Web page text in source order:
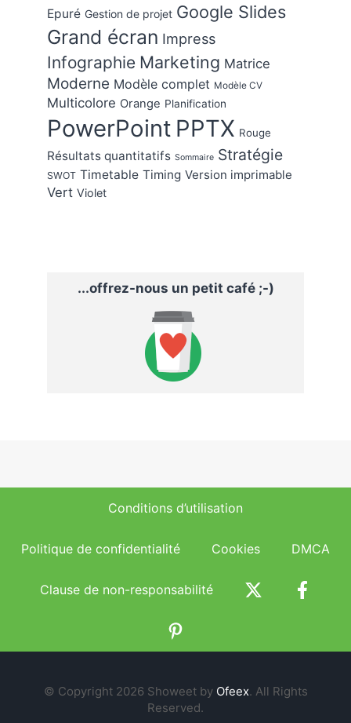
Epuré Gestion de projet Google Slides
Grand écran Impress
Infographie Marketing Matrice
Moderne Modèle complet Modèle CV
Multicolore Orange Planification
PowerPoint PPTX Rouge
Résultats quantitatifs Sommaire Stratégie
SWOT Timetable Timing Version imprimable
Vert Violet
...offrez-nous un petit café ;-)
Conditions d’utilisation
Politique de confidentialité Cookies DMCA
Clause de non-responsabilité
© Copyright 2026 Showeet by Ofeex. All Rights
Reserved.